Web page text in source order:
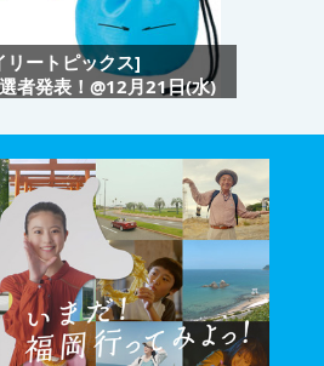
リートピックス]
者発表！@12月21日(水)